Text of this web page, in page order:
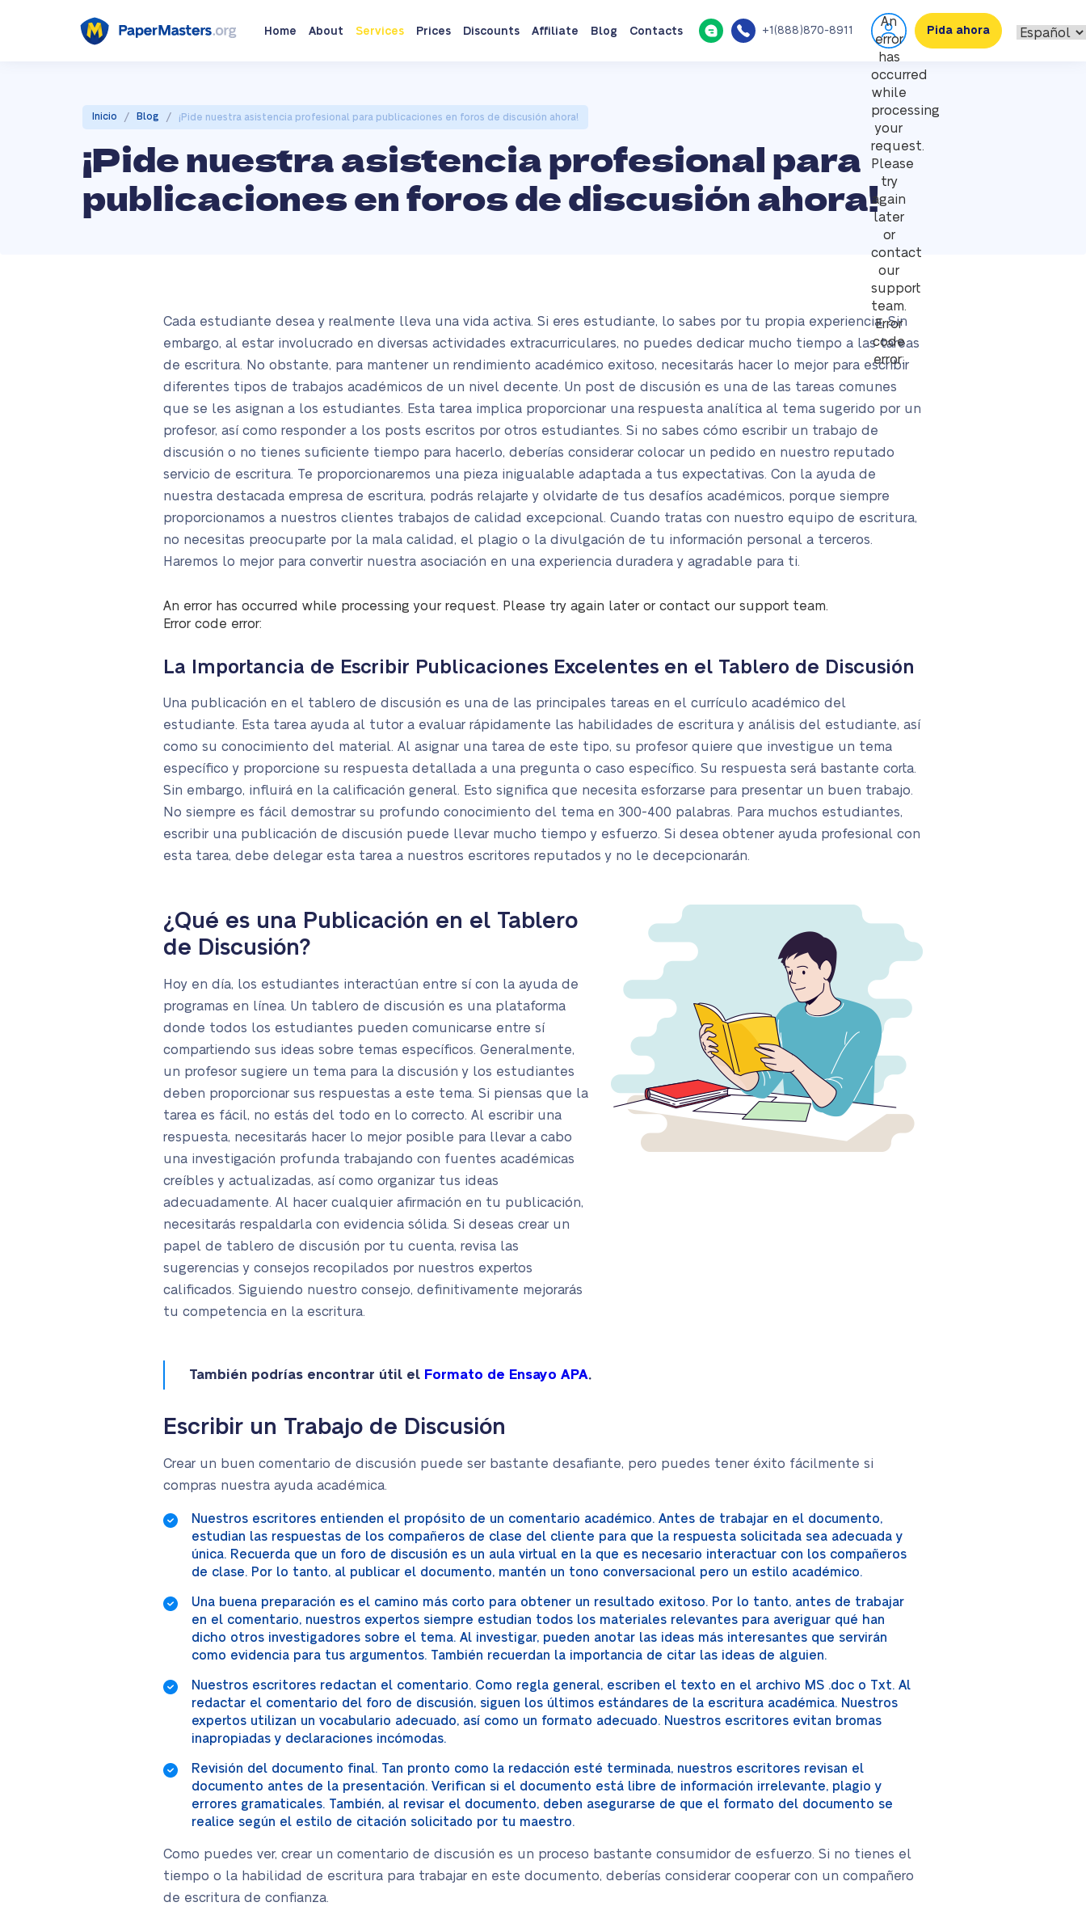
Home About Services Prices Discounts Affiliate Blog Contacts +1(888)870-8911
An
error
has
occurred
while
processing
your
request.
Please
try
again
later
or
contact
our
support
team.
Error
code
error:
Pida ahora
Inicio / Blog / ¡Pide nuestra asistencia profesional para publicaciones en foros de discusión ahora!
¡Pide nuestra asistencia profesional para
publicaciones en foros de discusión ahora!
Cada estudiante desea y realmente lleva una vida activa. Si eres estudiante, lo sabes por tu propia experiencia. Sin
embargo, al estar involucrado en diversas actividades extracurriculares, no puedes dedicar mucho tiempo a las tareas
de escritura. No obstante, para mantener un rendimiento académico exitoso, necesitarás hacer lo mejor para escribir
diferentes tipos de trabajos académicos de un nivel decente. Un post de discusión es una de las tareas comunes
que se les asignan a los estudiantes. Esta tarea implica proporcionar una respuesta analítica al tema sugerido por un
profesor, así como responder a los posts escritos por otros estudiantes. Si no sabes cómo escribir un trabajo de
discusión o no tienes suficiente tiempo para hacerlo, deberías considerar colocar un pedido en nuestro reputado
servicio de escritura. Te proporcionaremos una pieza inigualable adaptada a tus expectativas. Con la ayuda de
nuestra destacada empresa de escritura, podrás relajarte y olvidarte de tus desafíos académicos, porque siempre
proporcionamos a nuestros clientes trabajos de calidad excepcional. Cuando tratas con nuestro equipo de escritura,
no necesitas preocuparte por la mala calidad, el plagio o la divulgación de tu información personal a terceros.
Haremos lo mejor para convertir nuestra asociación en una experiencia duradera y agradable para ti.
An error has occurred while processing your request. Please try again later or contact our support team.
Error code error:
La Importancia de Escribir Publicaciones Excelentes en el Tablero de Discusión
Una publicación en el tablero de discusión es una de las principales tareas en el currículo académico del
estudiante. Esta tarea ayuda al tutor a evaluar rápidamente las habilidades de escritura y análisis del estudiante, así
como su conocimiento del material. Al asignar una tarea de este tipo, su profesor quiere que investigue un tema
específico y proporcione su respuesta detallada a una pregunta o caso específico. Su respuesta será bastante corta.
Sin embargo, influirá en la calificación general. Esto significa que necesita esforzarse para presentar un buen trabajo.
No siempre es fácil demostrar su profundo conocimiento del tema en 300-400 palabras. Para muchos estudiantes,
escribir una publicación de discusión puede llevar mucho tiempo y esfuerzo. Si desea obtener ayuda profesional con
esta tarea, debe delegar esta tarea a nuestros escritores reputados y no le decepcionarán.
¿Qué es una Publicación en el Tablero
de Discusión?
Hoy en día, los estudiantes interactúan entre sí con la ayuda de
programas en línea. Un tablero de discusión es una plataforma
donde todos los estudiantes pueden comunicarse entre sí
compartiendo sus ideas sobre temas específicos. Generalmente,
un profesor sugiere un tema para la discusión y los estudiantes
deben proporcionar sus respuestas a este tema. Si piensas que la
tarea es fácil, no estás del todo en lo correcto. Al escribir una
respuesta, necesitarás hacer lo mejor posible para llevar a cabo
una investigación profunda trabajando con fuentes académicas
creíbles y actualizadas, así como organizar tus ideas
adecuadamente. Al hacer cualquier afirmación en tu publicación,
necesitarás respaldarla con evidencia sólida. Si deseas crear un
papel de tablero de discusión por tu cuenta, revisa las
sugerencias y consejos recopilados por nuestros expertos
calificados. Siguiendo nuestro consejo, definitivamente mejorarás
tu competencia en la escritura.
También podrías encontrar útil el Formato de Ensayo APA.
Escribir un Trabajo de Discusión
Crear un buen comentario de discusión puede ser bastante desafiante, pero puedes tener éxito fácilmente si
compras nuestra ayuda académica.
Nuestros escritores entienden el propósito de un comentario académico. Antes de trabajar en el documento,
estudian las respuestas de los compañeros de clase del cliente para que la respuesta solicitada sea adecuada y
única. Recuerda que un foro de discusión es un aula virtual en la que es necesario interactuar con los compañeros
de clase. Por lo tanto, al publicar el documento, mantén un tono conversacional pero un estilo académico.
Una buena preparación es el camino más corto para obtener un resultado exitoso. Por lo tanto, antes de trabajar
en el comentario, nuestros expertos siempre estudian todos los materiales relevantes para averiguar qué han
dicho otros investigadores sobre el tema. Al investigar, pueden anotar las ideas más interesantes que servirán
como evidencia para tus argumentos. También recuerdan la importancia de citar las ideas de alguien.
Nuestros escritores redactan el comentario. Como regla general, escriben el texto en el archivo MS .doc o Txt. Al
redactar el comentario del foro de discusión, siguen los últimos estándares de la escritura académica. Nuestros
expertos utilizan un vocabulario adecuado, así como un formato adecuado. Nuestros escritores evitan bromas
inapropiadas y declaraciones incómodas.
Revisión del documento final. Tan pronto como la redacción esté terminada, nuestros escritores revisan el
documento antes de la presentación. Verifican si el documento está libre de información irrelevante, plagio y
errores gramaticales. También, al revisar el documento, deben asegurarse de que el formato del documento se
realice según el estilo de citación solicitado por tu maestro.
Como puedes ver, crear un comentario de discusión es un proceso bastante consumidor de esfuerzo. Si no tienes el
tiempo o la habilidad de escritura para trabajar en este documento, deberías considerar cooperar con un compañero
de escritura de confianza.